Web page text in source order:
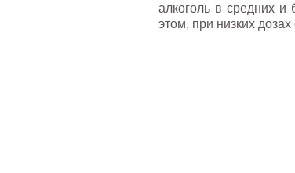
алкоголь в средних и
этом, при низких